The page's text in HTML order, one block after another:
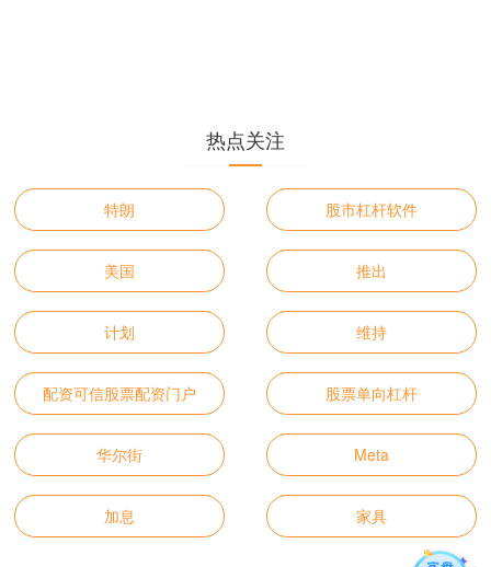
热点关注
特朗 股市杠杆软件
美国 推出
计划 维持
配资可信股票配资门户 股票单向杠杆
华尔街 Meta
加息 家具